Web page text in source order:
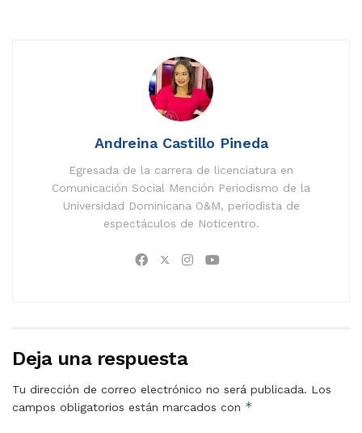
Andreina Castillo Pineda
Egresada de la carrera de licenciatura en
Comunicación Social Mención Periodismo de la
Universidad Dominicana O&M, periodista de
espectáculos de Noticentro.
Deja una respuesta
Tu dirección de correo electrónico no será publicada. Los
campos obligatorios están marcados con *